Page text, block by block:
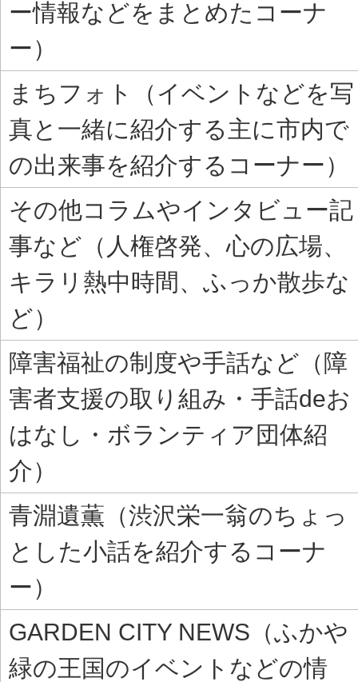
ー情報などをまとめたコーナ
ー）
まちフォト（イベントなどを写
真と一緒に紹介する主に市内で
の出来事を紹介するコーナー）
その他コラムやインタビュー記
事など（人権啓発、心の広場、
キラリ熱中時間、ふっか散歩な
ど）
障害福祉の制度や手話など（障
害者支援の取り組み・手話deお
はなし・ボランティア団体紹
介）
青淵遺薫（渋沢栄一翁のちょっ
とした小話を紹介するコーナ
ー）
GARDEN CITY NEWS（ふかや
緑の王国のイベントなどの情